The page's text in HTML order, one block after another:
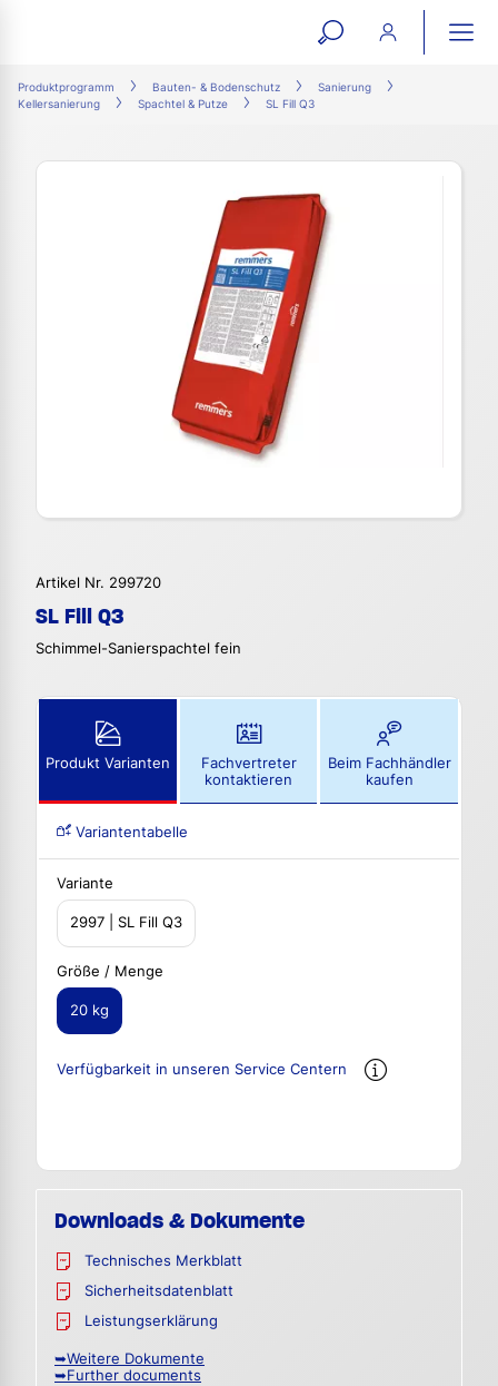
open
search
Produktprogramm Bauten- & Bodenschutz
Sanierung
Kellersanierung
Spachtel & Putze SL Fill Q3
Artikel Nr. 299720
SL Fill Q3
Schimmel-Sanierspachtel fein
Produkt Varianten
Fachvertreter
kontaktieren
Beim Fachhändler
kaufen
Variantentabelle
Variante
2997 | SL Fill Q3
Größe / Menge
20 kg
Verfügbarkeit in unseren Service Centern
Downloads & Dokumente
Technisches Merkblatt
Sicherheitsdatenblatt
Leistungserklärung
➥Weitere Dokumente
➥Further documents